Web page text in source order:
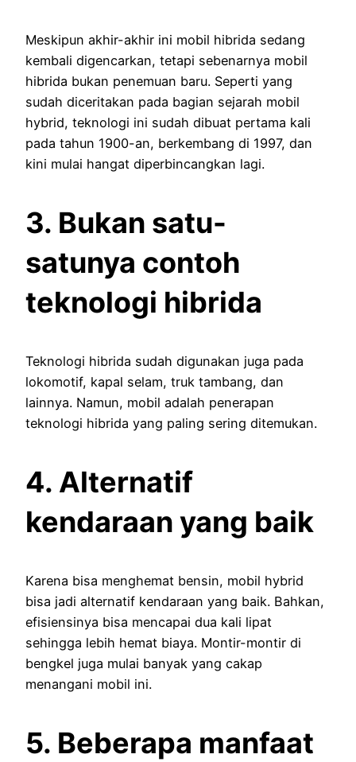
Meskipun akhir-akhir ini mobil hibrida sedang
kembali digencarkan, tetapi sebenarnya mobil
hibrida bukan penemuan baru. Seperti yang
sudah diceritakan pada bagian sejarah mobil
hybrid, teknologi ini sudah dibuat pertama kali
pada tahun 1900-an, berkembang di 1997, dan
kini mulai hangat diperbincangkan lagi.
3. Bukan satu-
satunya contoh
teknologi hibrida
Teknologi hibrida sudah digunakan juga pada
lokomotif, kapal selam, truk tambang, dan
lainnya. Namun, mobil adalah penerapan
teknologi hibrida yang paling sering ditemukan.
4. Alternatif
kendaraan yang baik
Karena bisa menghemat bensin, mobil hybrid
bisa jadi alternatif kendaraan yang baik. Bahkan,
efisiensinya bisa mencapai dua kali lipat
sehingga lebih hemat biaya. Montir-montir di
bengkel juga mulai banyak yang cakap
menangani mobil ini.
5. Beberapa manfaat